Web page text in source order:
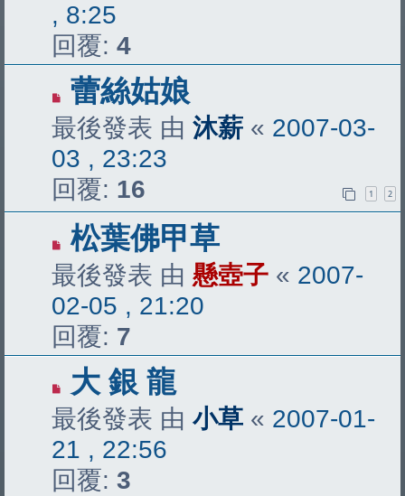
, 8:25
回覆: 4
蕾絲姑娘
最後發表 由 沐薪 « 2007-03-
03 , 23:23
回覆: 16 1 2
松葉佛甲草
最後發表 由 懸壺子 « 2007-
02-05 , 21:20
回覆: 7
大 銀 龍
最後發表 由 小草 « 2007-01-
21 , 22:56
回覆: 3